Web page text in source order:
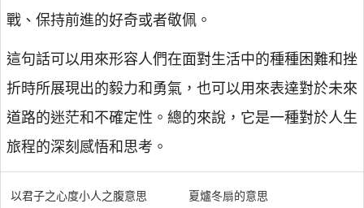
戰、保持前進的好奇或者敬佩。
這句話可以用來形容人們在面對生活中的種種困難和挫
折時所展現出的毅力和勇氣，也可以用來表達對於未來
道路的迷茫和不確定性。總的來說，它是一種對於人生
旅程的深刻感悟和思考。
以君子之心度小人之腹意思
夏爐冬扇的意思